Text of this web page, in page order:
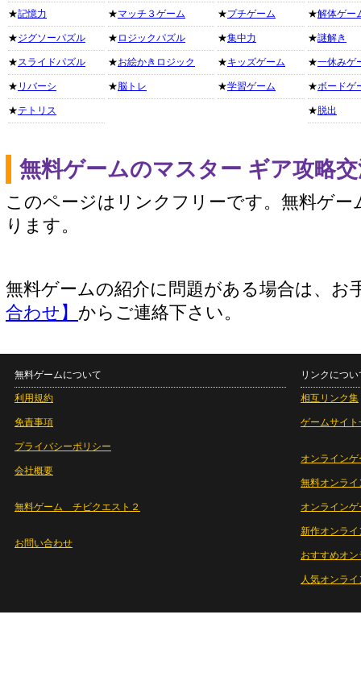
★記憶力
★ジグソーパズル
★スライドパズル
★ リバーシ
★テトリス
★マッチ３ゲーム
★ ロジックパズル
★お絵かきロジック
★脳トレ
★プチゲーム
★集中力
★キッズゲーム
★学習ゲーム
★解体ゲー
★謎解き
★一休みゲ
★ボードゲ
★ 脱出
無料ゲームのマスター ギア攻略
このページはリンクフリーです。無料ゲー
ります。
無料ゲームの紹介に問題がある場合は、お
合わせ】 からご連絡下さい。
無料ゲームについて
利用規約
免責事項
プライバシーポリシー
会社概要
無料ゲーム チビクエスト２
お問い合わせ
リンクについ
相互リンク集
ゲームサイト
オンラインゲ
無料オンライ
オンライン
新作オンライ
おすすめオ
人気オンラ